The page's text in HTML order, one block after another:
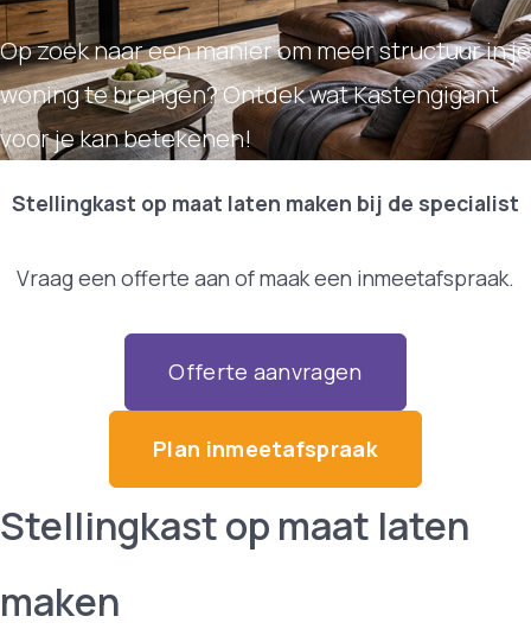
Op zoek naar een manier om meer structuur in je
woning te brengen? Ontdek wat Kastengigant
voor je kan betekenen!
Stellingkast op maat laten maken bij de specialist
Vraag een offerte aan of maak een inmeetafspraak.
Offerte aanvragen
Plan inmeetafspraak
Stellingkast op maat laten
maken